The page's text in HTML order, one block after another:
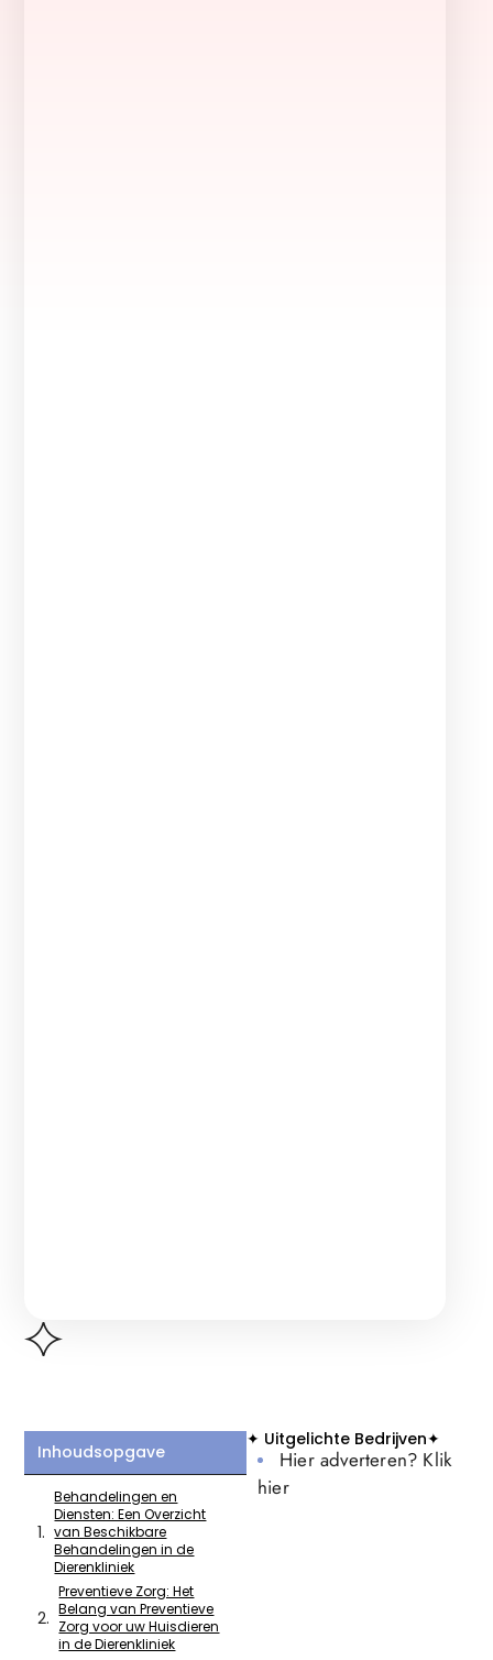
Inhoudsopgave
Behandelingen en
Diensten: Een Overzicht
van Beschikbare
Behandelingen in de
Dierenkliniek
Preventieve Zorg: Het
Belang van Preventieve
Zorg voor uw Huisdieren
in de Dierenkliniek
✦ Uitgelichte Bedrijven✦
Hier adverteren? Klik
hier